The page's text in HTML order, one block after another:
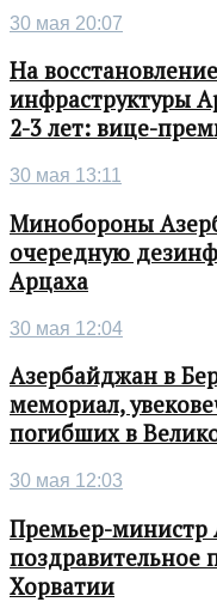
30 мая 20:07
На
инфраструктуры
2-3 лет: вице-
30 мая 13:11
Минобороны
очередную
Арцаха
30 мая 12:04
Азербайджан в
мемориал,
погибших в
30 мая 12:03
Премьер-министр
поздравительное
Хорватии